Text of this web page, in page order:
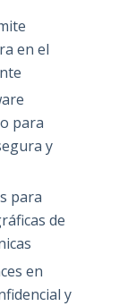
en el
para
y
para
de
en
y